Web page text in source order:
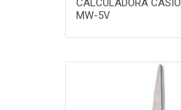
CALCULADORA CASIO
MW-5V